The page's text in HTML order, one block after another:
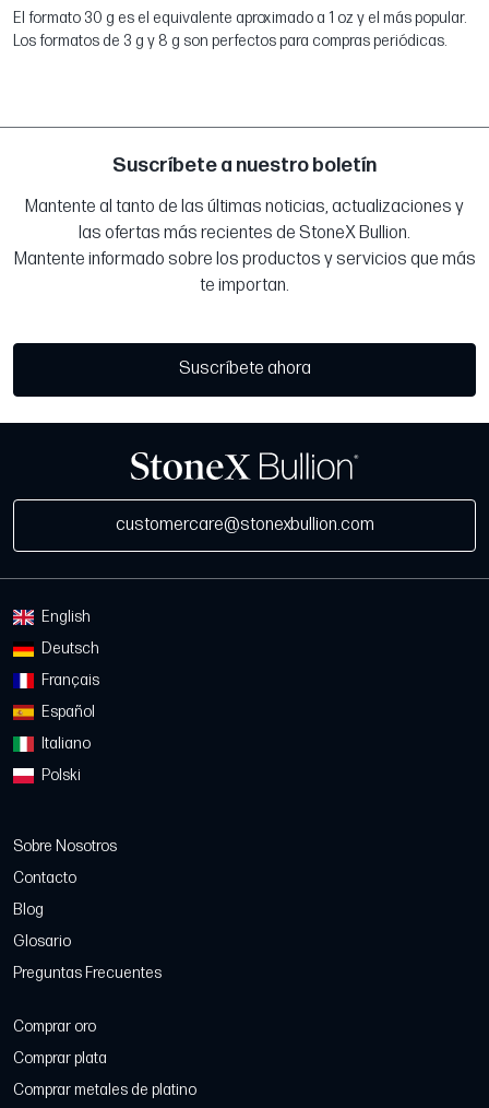
El formato 30 g es el equivalente aproximado a 1 oz y el más popular.
Los formatos de 3 g y 8 g son perfectos para compras periódicas.
Suscríbete a nuestro boletín
Mantente al tanto de las últimas noticias, actualizaciones y
las ofertas más recientes de StoneX Bullion.
Mantente informado sobre los productos y servicios que más
te importan.
Suscríbete ahora
customercare@stonexbullion.com
English
Deutsch
Français
Español
Italiano
Polski
Sobre Nosotros
Contacto
Blog
Glosario
Preguntas Frecuentes
Comprar oro
Comprar plata
Comprar metales de platino